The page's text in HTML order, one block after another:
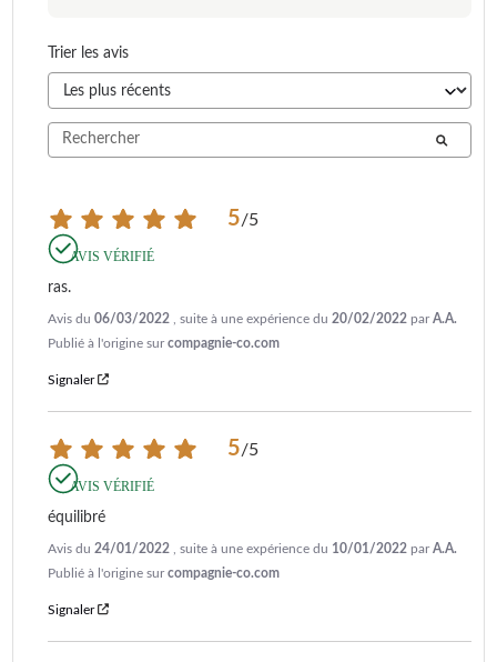
Trier les avis
5/5
AVIS VÉRIFIÉ
ras.
Avis du 06/03/2022 , suite à une expérience du 20/02/2022 parA.A.
Publié à l'origine surcompagnie-co.com
Signaler
5/5
AVIS VÉRIFIÉ
équilibré
Avis du 24/01/2022 , suite à une expérience du 10/01/2022 parA.A.
Publié à l'origine surcompagnie-co.com
Signaler